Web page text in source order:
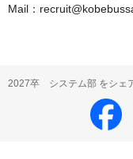
Mail：
2027卒 システム部 をシェ